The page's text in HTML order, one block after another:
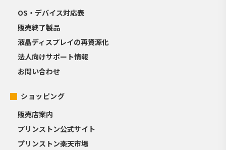
OS・デバイス対応表
販売終了製品
液晶ディスプレイの再資源化
法人向けサポート情報
お問い合わせ
ショッピング
販売店案内
プリンストン公式サイト
プリンストン楽天市場